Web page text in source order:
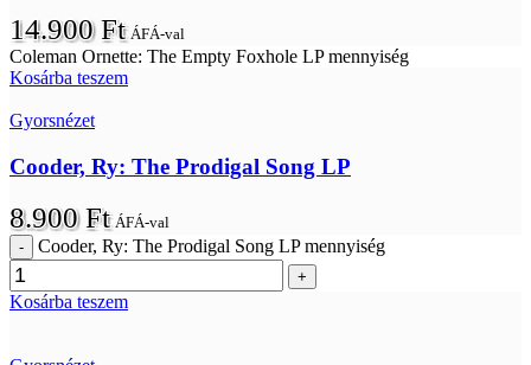
14.900Ft ÁFÁ-val
Coleman Ornette: The Empty Foxhole LP mennyiség
Kosárba teszem
Gyorsnézet
Cooder, Ry: The Prodigal Song LP
8.900Ft ÁFÁ-val
Cooder, Ry: The Prodigal Song LP mennyiség
Kosárba teszem